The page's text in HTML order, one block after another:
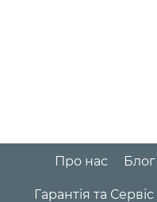
Про нас Блог
Гарантія та Сервіс